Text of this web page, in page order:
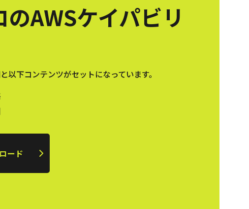
AWSケイパビリ
以下コンテンツがセットになっています。
ード